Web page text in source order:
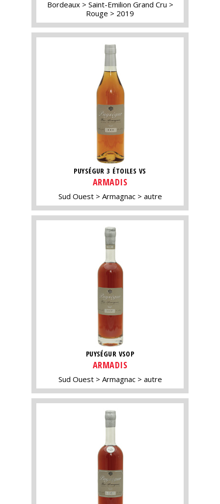
Bordeaux
Saint-Emilion Grand Cru
Rouge
2019
PUYSÉGUR 3 ÉTOILES VS
ARMADIS
Sud Ouest Armagnac autre
PUYSÉGUR VSOP
ARMADIS
Sud Ouest Armagnac autre